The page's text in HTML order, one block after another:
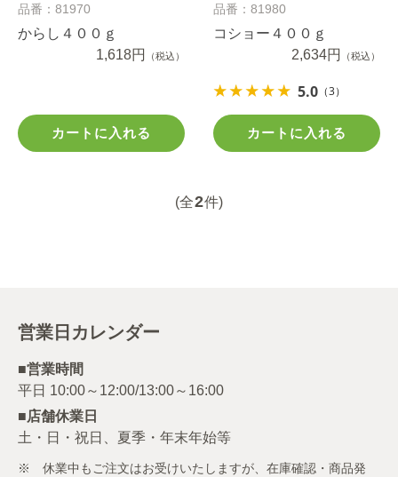
品番：81970
からし４００ｇ
1,618円
（税込）
カートに入れる
品番：81980
コショー４００ｇ
2,634円
（税込）
5.0 （3）
カートに入れる
(全2件)
営業日カレンダー
■営業時間
■店舗休業日
土・日・祝日、夏季・年末年始等
※ 休業中もご注文はお受けいたしますが、在庫確認・商品発